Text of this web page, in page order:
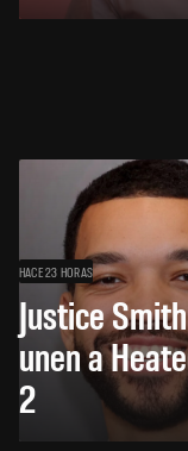
HACE 23 HORAS
Justice
unen a
2